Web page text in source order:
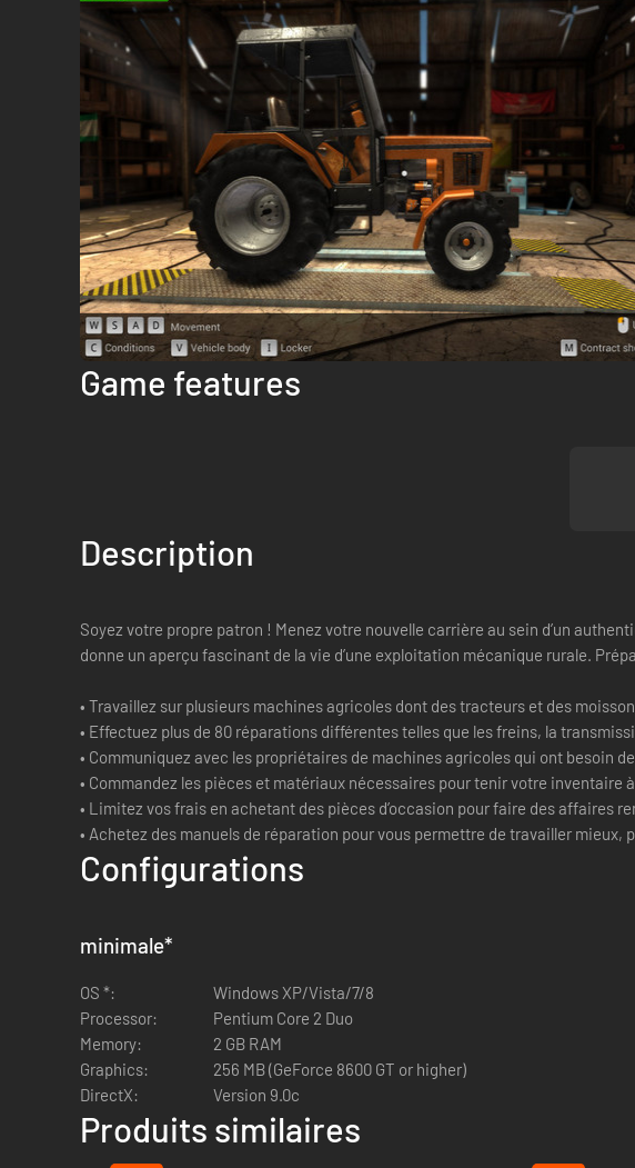
Game features
Description
Soyez votre propre patron ! Menez votre nouvelle carrière au sein d’un
donne un aperçu fascinant de la vie d’une exploitation mécanique rurale.
• Travaillez sur plusieurs machines agricoles dont des tracteurs et des
• Effectuez plus de 80 réparations différentes telles que les freins, la
• Communiquez avec les propriétaires de machines agricoles qui ont besoin
• Commandez les pièces et matériaux nécessaires pour tenir votre inventaire
• Limitez vos frais en achetant des pièces d’occasion pour faire des affaires
• Achetez des manuels de réparation pour vous permettre de travailler mieux,
Configurations
minimale*
OS *:
Windows XP/Vista/7/8
Processor:
Pentium Core 2 Duo
Memory:
2 GB RAM
Graphics:
256 MB (GeForce 8600 GT or higher)
DirectX:
Version 9.0c
Produits similaires